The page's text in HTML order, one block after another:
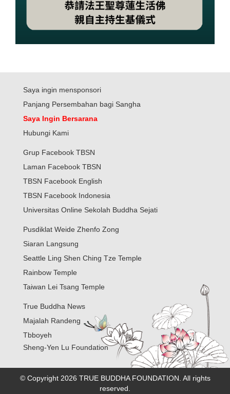
Saya ingin mensponsori
Panjang Persembahan bagi Sangha
Saya Ingin Bersarana
Hubungi Kami
Grup Facebook TBSN
Laman Facebook TBSN
TBSN Facebook English
TBSN Facebook Indonesia
Universitas Online Sekolah Buddha Sejati
Pusdiklat Weide Zhenfo Zong
Siaran Langsung
Seattle Ling Shen Ching Tze Temple
Rainbow Temple
Taiwan Lei Tsang Temple
True Buddha News
Majalah Randeng
Tbboyeh
Sheng-Yen Lu Foundation
© Copyright 2026 TRUE BUDDHA FOUNDATION. All rights
reserved.